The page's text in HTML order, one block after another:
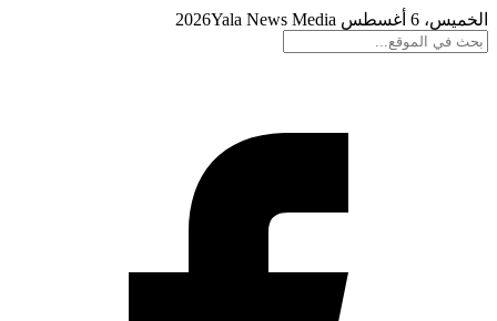
الخميس، 6 أغسطس 2026 Yala News Media